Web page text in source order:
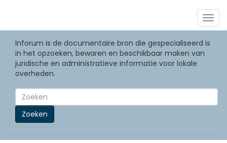
Inforum is de documentaire bron die gespecialiseerd is
in het opzoeken, bewaren en beschikbaar maken van
juridische en administratieve informatie voor lokale
overheden.
Zoeken